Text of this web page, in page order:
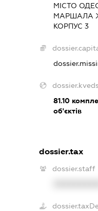
МІСТО
МАРШАЛА
КОРПУС 3
81.10
об'єктів
dossier.tax
dossier.staff